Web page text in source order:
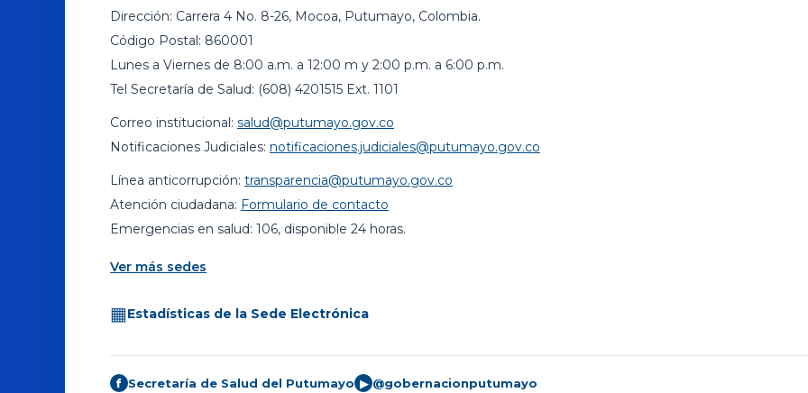
Dirección: Carrera 4 No. 8-26, Mocoa, Putumayo, Colombia.
Código Postal: 860001
Lunes a Viernes de 8:00 a.m. a 12:00 m y 2:00 p.m. a 6:00 p.m.
Tel Secretaría de Salud: (608) 4201515 Ext. 1101
Correo institucional: salud@putumayo.gov.co
Notificaciones Judiciales: notificaciones.judiciales@putumayo.gov.co
Línea anticorrupción: transparencia@putumayo.gov.co
Atención ciudadana: Formulario de contacto
Emergencias en salud: 106, disponible 24 horas.
Ver más sedes
▦Estadísticas de la Sede Electrónica
f Secretaría de Salud del Putumayo ▶ @gobernacionputumayo